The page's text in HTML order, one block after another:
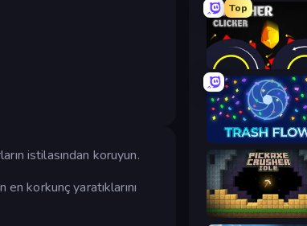
istilasından koruyun.
korkunç yaratıklarını
Top
Crusher Clicker
Trash Flow
Pickaxe Crusher Idle